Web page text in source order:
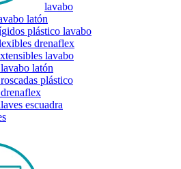
lavabo
latón
plástico lavabo
drenaflex
lavabo
latón
plástico
escuadra